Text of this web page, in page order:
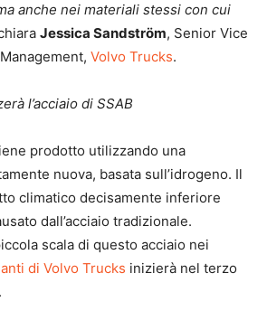
anche nei materiali stessi con cui
Jessica Sandström, Senior Vice
Volvo Trucks.
l’acciaio di SSAB
prodotto utilizzando una
nuova, basata sull’idrogeno. Il
climatico decisamente inferiore
dall’acciaio tradizionale.
scala di questo acciaio nei
di Volvo Trucks inizierà nel terzo